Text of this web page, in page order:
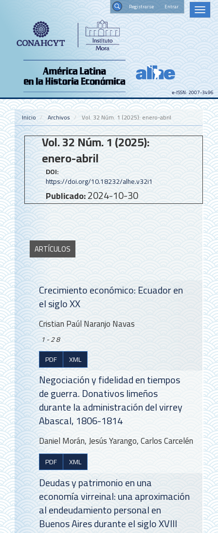
Contenido
principal
Barra
Toggle
e-ISSN: 2007-3496
Inicio Archivos Vol. 32 Núm. 1 (2025): enero-abril
DOI:
https://doi.org/10.18232/alhe.v32i1
Publicado:2024-10-30
Vol. 32 Núm. 1 (2025):
enero-abril
ARTÍCULOS
Crecimiento económico: Ecuador en
el siglo XX
Cristian Paúl Naranjo Navas
1-28
PDF
XML
Negociación y fidelidad en tiempos
de guerra. Donativos limeños
durante la administración del virrey
Abascal, 1806-1814
Daniel Morán, Jesús Yarango, Carlos Carcelén
PDF XML
Deudas y patrimonio en una
economía virreinal: una aproximación
al endeudamiento personal en
Buenos Aires durante el siglo XVIII